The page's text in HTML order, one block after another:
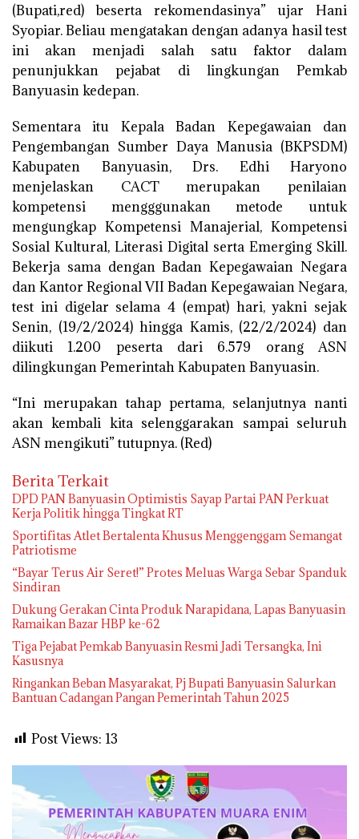
(Bupati,red) beserta rekomendasinya” ujar Hani
Syopiar. Beliau mengatakan dengan adanya hasil test
ini akan menjadi salah satu faktor dalam
penunjukkan pejabat di lingkungan Pemkab
Banyuasin kedepan.
Sementara itu Kepala Badan Kepegawaian dan
Pengembangan Sumber Daya Manusia (BKPSDM)
Kabupaten Banyuasin, Drs. Edhi Haryono
menjelaskan CACT merupakan penilaian
kompetensi mengggunakan metode untuk
mengungkap Kompetensi Manajerial, Kompetensi
Sosial Kultural, Literasi Digital serta Emerging Skill.
Bekerja sama dengan Badan Kepegawaian Negara
dan Kantor Regional VII Badan Kepegawaian Negara,
test ini digelar selama 4 (empat) hari, yakni sejak
Senin, (19/2/2024) hingga Kamis, (22/2/2024) dan
diikuti 1.200 peserta dari 6.579 orang ASN
dilingkungan Pemerintah Kabupaten Banyuasin.
“Ini merupakan tahap pertama, selanjutnya nanti
akan kembali kita selenggarakan sampai seluruh
ASN mengikuti” tutupnya. (Red)
Berita Terkait
DPD PAN Banyuasin Optimistis Sayap Partai PAN Perkuat
Kerja Politik hingga Tingkat RT
Sportifitas Atlet Bertalenta Khusus Menggenggam Semangat
Patriotisme
“Bayar Terus Air Seret!” Protes Meluas Warga Sebar Spanduk
Sindiran
Dukung Gerakan Cinta Produk Narapidana, Lapas Banyuasin
Ramaikan Bazar HBP ke-62
Tiga Pejabat Pemkab Banyuasin Resmi Jadi Tersangka, Ini
Kasusnya
Ringankan Beban Masyarakat, Pj Bupati Banyuasin Salurkan
Bantuan Cadangan Pangan Pemerintah Tahun 2025
Post Views: 13